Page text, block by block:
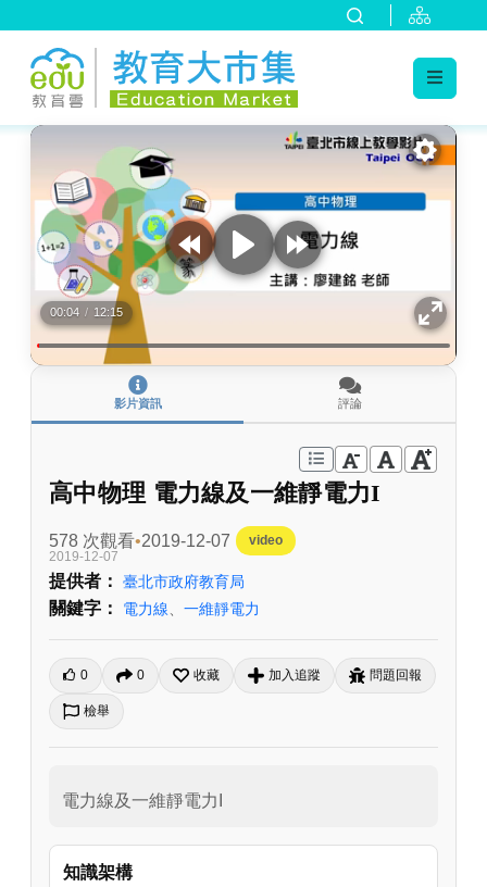
:::
00:04 / 12:15
影片資訊 評論
高中物理 電力線及一維靜電力I
578 次觀看 2019-12-07
video
2019-12-07
提供者： 臺北市政府教育局
關鍵字： 電力線 一維靜電力
0 0 收藏 加入追蹤 問題回報
檢舉
電力線及一維靜電力I
知識架構